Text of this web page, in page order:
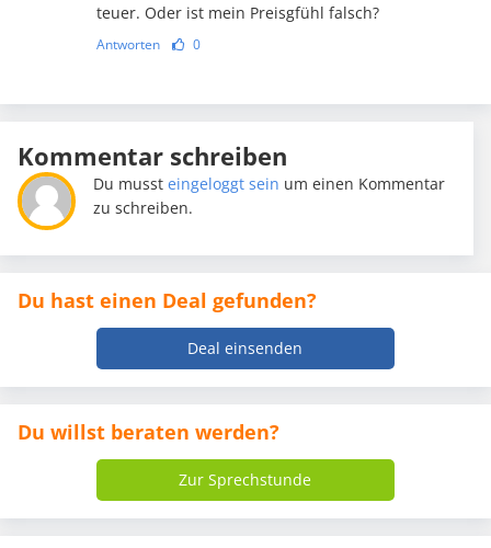
teuer. Oder ist mein Preisgfühl falsch?
Antworten 0
Kommentar schreiben
Du mussteingeloggt sein um einen Kommentar
zu schreiben.
Du hast einen Deal gefunden?
Deal einsenden
Du willst beraten werden?
Zur Sprechstunde